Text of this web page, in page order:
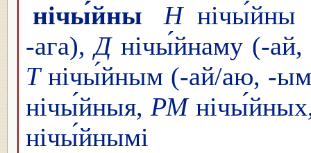
нічы́йны Ннічы́йны
-ага),Днічы́йнаму (-
Тнічы́йным (-ай/аю, -
нічы́йныя, РМ
нічы́йнымі